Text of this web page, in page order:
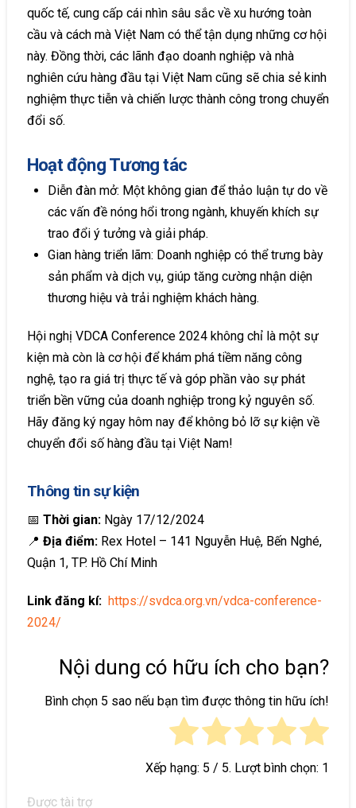
quốc tế, cung cấp cái nhìn sâu sắc về xu hướng toàn
cầu và cách mà Việt Nam có thể tận dụng những cơ hội
này. Đồng thời, các lãnh đạo doanh nghiệp và nhà
nghiên cứu hàng đầu tại Việt Nam cũng sẽ chia sẻ kinh
nghiệm thực tiễn và chiến lược thành công trong chuyển
đổi số.
Hoạt động Tương tác
Diễn đàn mở: Một không gian để thảo luận tự do về
các vấn đề nóng hổi trong ngành, khuyến khích sự
trao đổi ý tưởng và giải pháp.
Gian hàng triển lãm: Doanh nghiệp có thể trưng bày
sản phẩm và dịch vụ, giúp tăng cường nhận diện
thương hiệu và trải nghiệm khách hàng.
Hội nghị VDCA Conference 2024 không chỉ là một sự
kiện mà còn là cơ hội để khám phá tiềm năng công
nghệ, tạo ra giá trị thực tế và góp phần vào sự phát
triển bền vững của doanh nghiệp trong kỷ nguyên số.
Hãy đăng ký ngay hôm nay để không bỏ lỡ sự kiện về
chuyển đổi số hàng đầu tại Việt Nam!
Thông tin sự kiện
📅 Thời gian:Ngày 17/12/2024
📍 Địa điểm:Rex Hotel – 141 Nguyễn Huệ, Bến Nghé,
Quận 1, TP. Hồ Chí Minh
Link đăng kí: https://svdca.org.vn/vdca-conference-
2024/
Nội dung có hữu ích cho bạn?
Bình chọn 5 sao nếu bạn tìm được thông tin hữu ích!
Xếp hạng: 5 / 5. Lượt bình chọn: 1
Được tài trợ